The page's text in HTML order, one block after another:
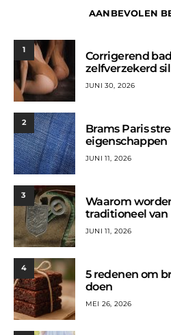
AANBEVOLEN
1
Corrigerend
zelfverzekerd
JUNI 30, 2026
2
Brams Paris
eigenschappen
JUNI 11, 2026
3
Waarom
traditioneel
JUNI 11, 2026
4
5 redenen om
doen
MEI 26, 2026